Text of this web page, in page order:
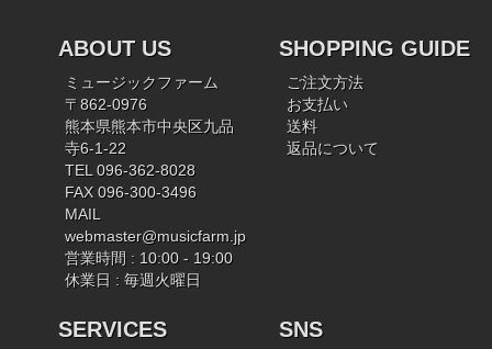
ABOUT US
ミュージックファーム
〒862-0976
熊本県熊本市中央区九品
寺6-1-22
TEL 096-362-8028
FAX 096-300-3496
MAIL
webmaster@musicfarm.jp
営業時間 : 10:00 - 19:00
休業日 : 毎週火曜日
SHOPPING GUIDE
ご注文方法
お支払い
送料
返品について
SERVICES SNS